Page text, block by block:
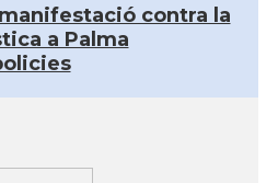
contra la
a Palma